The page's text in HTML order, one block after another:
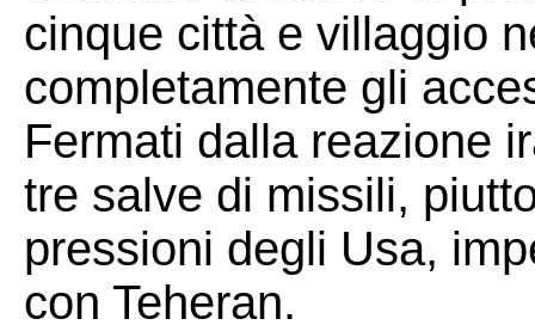
cinque città e villaggio
completamente gli
Fermati dalla reazione
tre salve di missili,
pressioni degli Usa,
con Teheran.